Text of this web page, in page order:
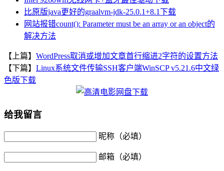
比原版java更好的graalvm-jdk-25.0.1+8.1下载
网站报错count(): Parameter must be an array or an object的
解决方法
【上篇】 WordPress取消或增加文章首行缩进2字符的设置方法
【下篇】 Linux系统文件传输SSH客户端WinSCP v5.21.6中文绿
色版下载
给我留言
昵称（必填）
邮箱（必填）